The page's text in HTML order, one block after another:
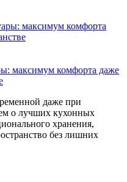
максимум комфорта даже
даже при
о лучших кухонных
хранения,
без лишних